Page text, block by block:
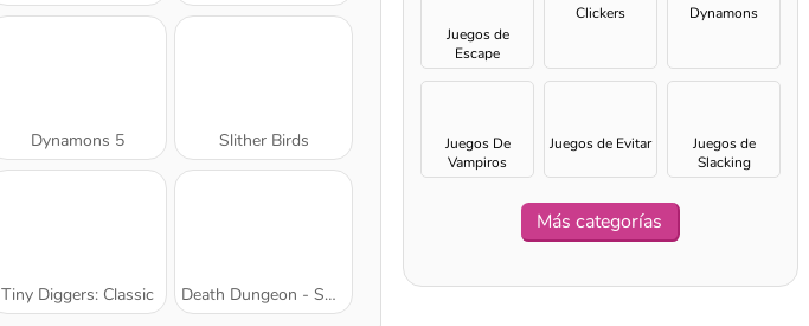
Dynamons 5 Slither Birds
Tiny Diggers: Classic Death Dungeon - Survivor
Juegos de
Escape
Clickers Dynamons
Juegos De
Vampiros
Juegos de Evitar
Juegos de
Slacking
Más categorías